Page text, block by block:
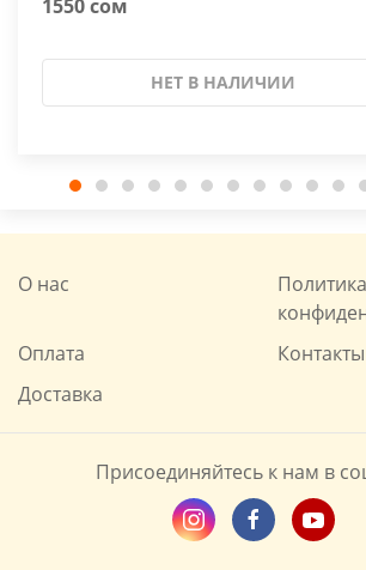
1550 сом
НЕТ В НАЛИЧИИ
О нас
Политика
Оплата
Контакты
Доставка
Присоединяйтесь к нам в